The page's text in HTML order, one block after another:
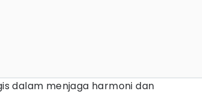
dalam menjaga harmoni dan